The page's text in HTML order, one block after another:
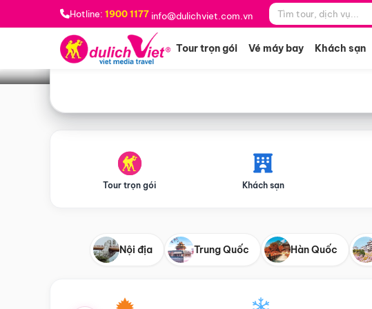
Hotline: 1900 1177 info@dulichviet.com.vn
Tour trọn gói Vé máy bay Khách sạn
Bạn muốn đi đâu? *
Tour trọn gói Khách sạn
Nội địa Trung Quốc Hàn Quốc